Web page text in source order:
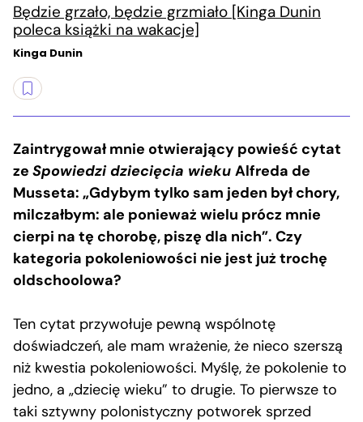
Będzie grzało, będzie grzmiało [Kinga Dunin
poleca książki na wakacje]
Kinga Dunin
Zaintrygował mnie otwierający powieść cytat
ze Spowiedzi dziecięcia wieku Alfreda de
Musseta: „Gdybym tylko sam jeden był chory,
milczałbym: ale ponieważ wielu prócz mnie
cierpi na tę chorobę, piszę dla nich”. Czy
kategoria pokoleniowości nie jest już trochę
oldschoolowa?
Ten cytat przywołuje pewną wspólnotę
doświadczeń, ale mam wrażenie, że nieco szerszą
niż kwestia pokoleniowości. Myślę, że pokolenie to
jedno, a „dziecię wieku” to drugie. To pierwsze to
taki sztywny polonistyczny potworek sprzed